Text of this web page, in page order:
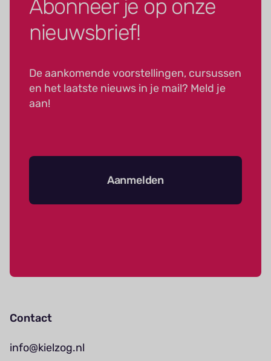
Abonneer je op onze
nieuwsbrief!
De aankomende voorstellingen, cursussen
en het laatste nieuws in je mail? Meld je
aan!
Aanmelden
Contact
info@kielzog.nl